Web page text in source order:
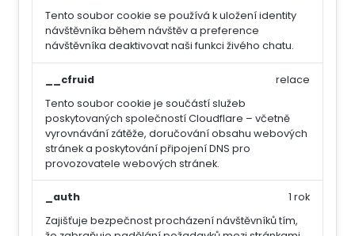
Tento soubor cookie se používá k uložení identity
návštěvníka během návštěv a preference
návštěvníka deaktivovat naši funkci živého chatu.
__cfruid
Tento soubor cookie je součástí služeb
poskytovaných společností Cloudflare – včetně
vyrovnávání zátěže, doručování obsahu webových
stránek a poskytování připojení DNS pro
provozovatele webových stránek.
relace
_auth
Zajišťuje bezpečnost procházení návštěvníků tím,
1 rok